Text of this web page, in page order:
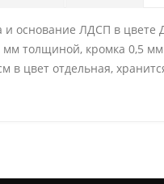
и основание ЛДСП в
толщиной, кромка 0,5
в цвет отдельная,